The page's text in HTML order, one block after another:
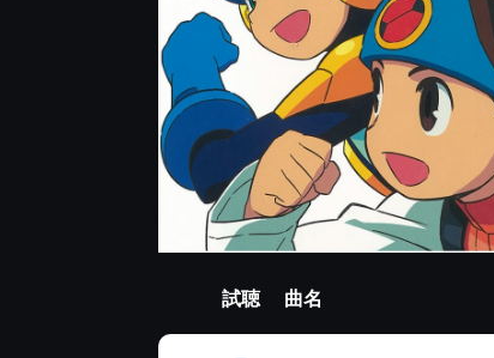
試聴 曲名